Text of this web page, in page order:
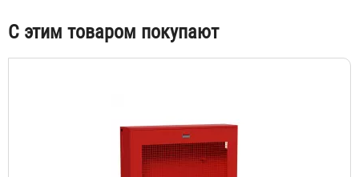
С этим товаром покупают